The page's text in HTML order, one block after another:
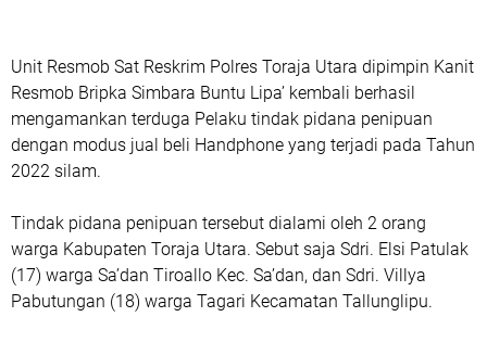
Unit Resmob Sat Reskrim Polres Toraja Utara dipimpin Kanit
Resmob Bripka Simbara Buntu Lipa’ kembali berhasil
mengamankan terduga Pelaku tindak pidana penipuan
dengan modus jual beli Handphone yang terjadi pada Tahun
2022 silam.
Tindak pidana penipuan tersebut dialami oleh 2 orang
warga Kabupaten Toraja Utara. Sebut saja Sdri. Elsi Patulak
(17) warga Sa’dan Tiroallo Kec. Sa’dan, dan Sdri. Villya
Pabutungan (18) warga Tagari Kecamatan Tallunglipu.